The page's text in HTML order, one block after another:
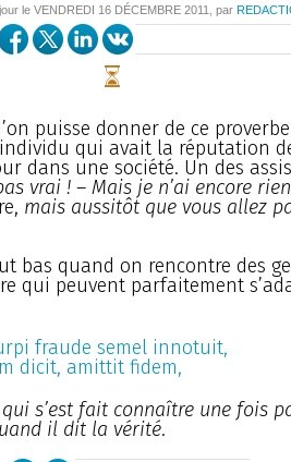
le VENDREDI 16 DÉCEMBRE 2011 , par
puisse donner de ce
qui avait la réputation
dans une société. Un des
vrai !– Mais je n’ai encore
mais aussitôt que vous allez
bas quand on rencontre des
qui peuvent parfaitement
fraude semel innotuit,
dicit, amittit fidem,
s’est fait connaître une fois
il dit la vérité.